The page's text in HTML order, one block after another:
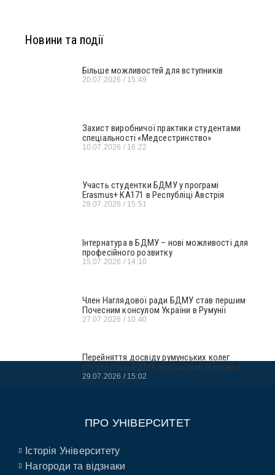
Новини та події
Більше можливостей для вступників
20.07.2026 15:49
Захист виробничої практики студентами
спеціальності «Медсестринство»
10.07.2026 16:22
Участь студентки БДМУ у програмі
Erasmus+ KA171 в Республіці Австрія
28.07.2026 15:51
Інтернатура в БДМУ – нові можливості для
професійного розвитку
15.07.2026 14:10
Член Наглядової ради БДМУ став першим
Почесним консулом України в Румунії
27.07.2026 10:40
Перейняття досвіду румунських колег
студенткою БДМУ по програмі Erasmus+
29.07.2026 15:02
ПРО УНІВЕРСИТЕТ
Історія Університету
Нагороди та відзнаки